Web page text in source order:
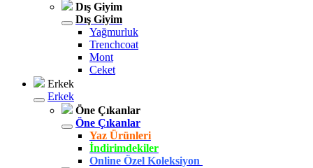
Dış Giyim
Dış Giyim
Yağmurluk
Trenchcoat
Mont
Ceket
Erkek
Erkek
Öne Çıkanlar
Öne Çıkanlar
Yaz Ürünleri
İndirimdekiler
Online Özel Koleksiyon